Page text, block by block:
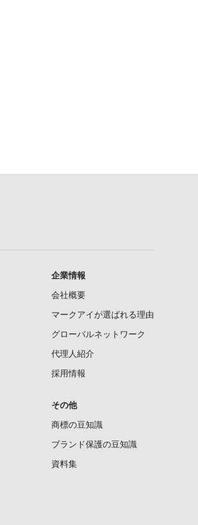
企業情報
会社概要
マークアイが選ばれる理由
グローバルネットワーク
代理人紹介
採用情報
その他
商標の豆知識
ブランド保護の豆知識
資料集